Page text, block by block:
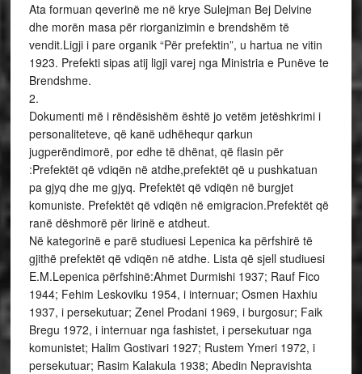
Ata formuan qeverinë me në krye Sulejman Bej Delvine
dhe morën masa për riorganizimin e brendshëm të
vendit.Ligji i pare organik “Për prefektin”, u hartua ne vitin
1923. Prefekti sipas atij ligji varej nga Ministria e Punëve te
Brendshme.
2.
Dokumenti më i rëndësishëm është jo vetëm jetëshkrimi i
personaliteteve, që kanë udhëhequr qarkun
jugperëndimorë, por edhe të dhënat, që flasin për
:Prefektët që vdiqën në atdhe,prefektët që u pushkatuan
pa gjyq dhe me gjyq. Prefektët që vdiqën në burgjet
komuniste. Prefektët që vdiqën në emigracion.Prefektët që
ranë dëshmorë për lirinë e atdheut.
Në kategorinë e parë studiuesi Lepenica ka përfshirë të
gjithë prefektët që vdiqën në atdhe. Lista që sjell studiuesi
E.M.Lepenica përfshinë:Ahmet Durmishi 1937; Rauf Fico
1944; Fehim Leskoviku 1954, i internuar; Osmen Haxhiu
1937, i persekutuar; Zenel Prodani 1969, i burgosur; Faik
Bregu 1972, i internuar nga fashistet, i persekutuar nga
komunistet; Halim Gostivari 1927; Rustem Ymeri 1972, i
persekutuar; Rasim Kalakula 1938; Abedin Nepravishta